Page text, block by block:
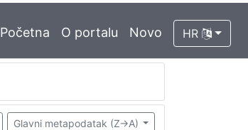
Početna O portalu Novo HR
Glavni metapodatak (Z->A)